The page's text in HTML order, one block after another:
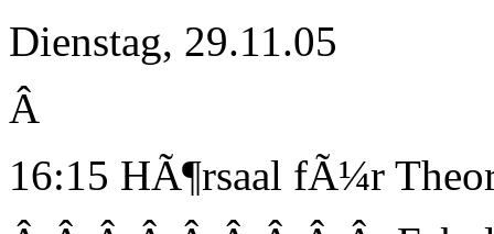
Dienstag, 29.11.05
Â
16:15 HÃ¶rsaal fÃ¼r